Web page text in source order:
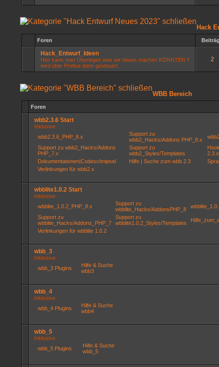
Hack
Foren
Hack_Entwurf_Ideen
Hier kann man Überlegen was wir neues machen KÖNNTEN !!
wird über Prefixe dann gesteuert.
2
WBB Bereich
Foren
wbb2.3.6 Start
Inklusive:
wbb2.3.6_PHP_8.x
Support zu
wbb2_Hacks/Addons PHP_8.x
Support zu wbb2_Hacks/Addons
PHP_7.x
Support zu
wbb2_Styles/Templates
2.3.x
Dokumentationen|Codeschnipsel
Hilfe | Suche zum wbb 2.3
Verlinkungen für wbb2.x
wbblite1.0.2 Start
Inklusive:
wbblite_1.0.2_PHP_8.x
Support zu
wbblite_Hacks/AddonsPHP_8
Support zu
wbblite_Hacks/Addons_PHP_7
Support zu
wbblite1.0.2_Styles/Templates
Verlinkungen für wbblite 1.0.2
wbb_3
Inklusive:
wbb_3 Plugins
Hilfe & Suche
wbb3
wbb_4
Inklusive:
wbb_4 Plugins
Hilfe & Suche
wbb4
wbb_5
Inklusive:
wbb_5 Plugins
Hilfe & Suche
wbb_5